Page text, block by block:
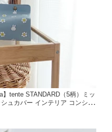
tente STANDARD（5柄）ミッ
ュカバー インテリア コンシェ
ショップ ギフト